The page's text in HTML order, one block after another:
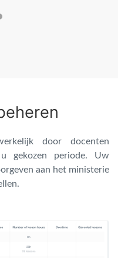
door docenten
gekozen periode. Uw
aan het ministerie